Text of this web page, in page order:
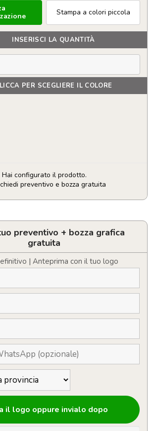
Stampa a colori piccola
INSERISCI LA QUANTITÀ
PER SCEGLIERE IL COLORE
Hai configurato il prodotto.
preventivo e bozza gratuita
preventivo + bozza grafica
gratuita
| Anteprima con il tuo logo
il logo oppure invialo dopo